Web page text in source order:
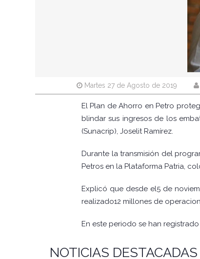
Martes 27 de Agosto de 2019
El Plan de Ahorro en Petro
blindar sus ingresos de los
(Sunacrip), Joselit Ramírez.
Durante la transmisión del
Petros en la Plataforma Patria,
Explicó que desde el5 de
realizado12 millones de
En este periodo se han
NOTICIAS DESTACADAS